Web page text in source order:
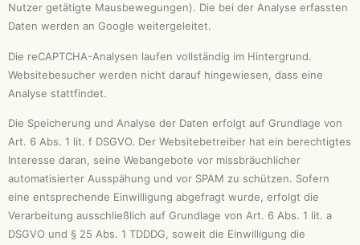
Nutzer getätigte Mausbewegungen). Die bei der Analyse erfassten
Daten werden an Google weitergeleitet.
Die reCAPTCHA-Analysen laufen vollständig im Hintergrund.
Websitebesucher werden nicht darauf hingewiesen, dass eine
Analyse stattfindet.
Die Speicherung und Analyse der Daten erfolgt auf Grundlage von
Art. 6 Abs. 1 lit. f DSGVO. Der Websitebetreiber hat ein berechtigtes
Interesse daran, seine Webangebote vor missbräuchlicher
automatisierter Ausspähung und vor SPAM zu schützen. Sofern
eine entsprechende Einwilligung abgefragt wurde, erfolgt die
Verarbeitung ausschließlich auf Grundlage von Art. 6 Abs. 1 lit. a
DSGVO und § 25 Abs. 1 TDDDG, soweit die Einwilligung die